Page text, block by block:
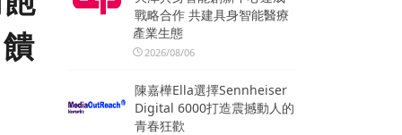
戰略合作 共建具身智能醫療
產業生態
2026/08/06
陳嘉樺Ella選擇Sennheiser
Digital 6000打造震撼動人的
青春狂歡